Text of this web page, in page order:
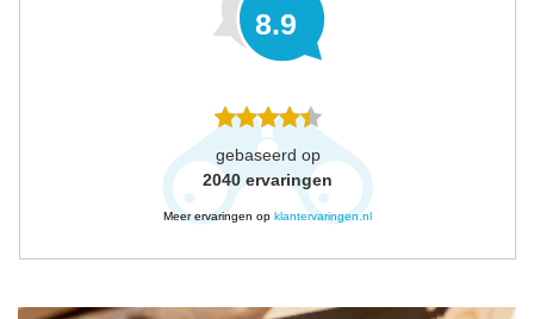
8.9
gebaseerd op
2040 ervaringen
Meer ervaringen op klantervaringen.nl